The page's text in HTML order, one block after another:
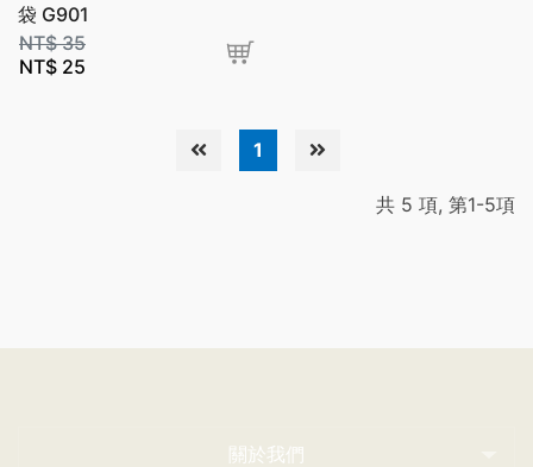
袋 G901
NT$35
NT$ 25
1
共 5 項, 第1-5項
關於我們